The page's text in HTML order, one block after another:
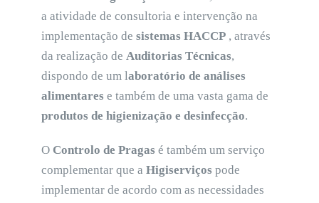
a atividade de consultoria e intervenção na
implementação de sistemas HACCP , através
da realização deAuditorias Técnicas,
dispondo de um laboratório de análises
alimentares e também de uma vasta gama de
produtos de higienização e desinfecção.
O Controlo de Pragas é também um serviço
complementar que aHigiserviços pode
implementar de acordo com as necessidades